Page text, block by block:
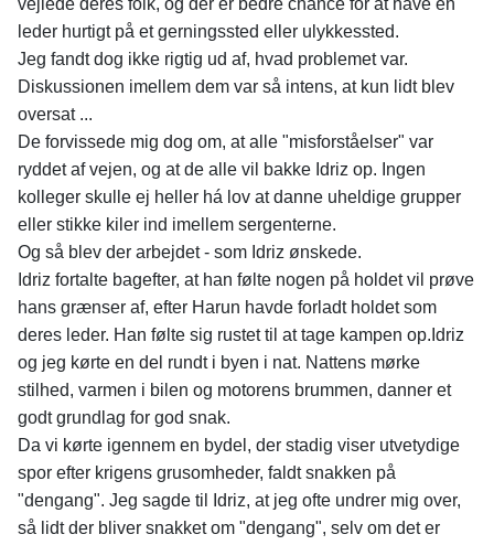
vejlede deres folk, og der er bedre chance for at have en
leder hurtigt på et gerningssted eller ulykkessted.
Jeg fandt dog ikke rigtig ud af, hvad problemet var.
Diskussionen imellem dem var så intens, at kun lidt blev
oversat ...
De forvissede mig dog om, at alle "misforståelser" var
ryddet af vejen, og at de alle vil bakke Idriz op. Ingen
kolleger skulle ej heller há lov at danne uheldige grupper
eller stikke kiler ind imellem sergenterne.
Og så blev der arbejdet - som Idriz ønskede.
Idriz fortalte bagefter, at han følte nogen på holdet vil prøve
hans grænser af, efter Harun havde forladt holdet som
deres leder. Han følte sig rustet til at tage kampen op.Idriz
og jeg kørte en del rundt i byen i nat. Nattens mørke
stilhed, varmen i bilen og motorens brummen, danner et
godt grundlag for god snak.
Da vi kørte igennem en bydel, der stadig viser utvetydige
spor efter krigens grusomheder, faldt snakken på
"dengang". Jeg sagde til Idriz, at jeg ofte undrer mig over,
så lidt der bliver snakket om "dengang", selv om det er